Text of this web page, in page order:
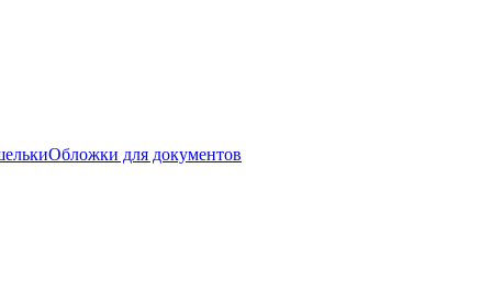
Обложки для документов